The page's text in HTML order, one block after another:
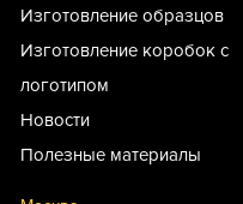
Изготовление образцов
Изготовление коробок с
логотипом
Новости
Полезные материалы